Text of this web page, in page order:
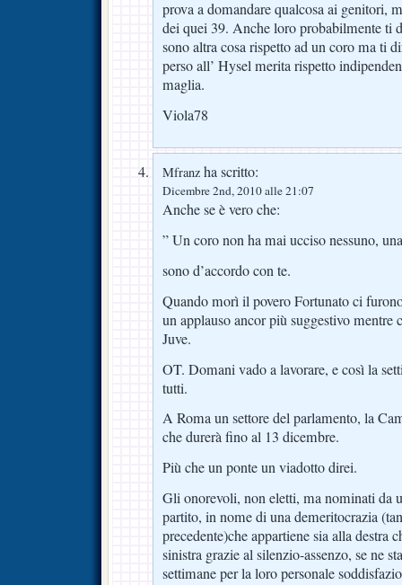
prova a domandare qualcosa ai genitori,
dei quei 39. Anche loro probabilmente ti
sono altra cosa rispetto ad un coro ma ti
perso all’ Hysel merita rispetto
maglia.
Viola78
Mfranz ha scritto:
Dicembre 2nd, 2010 alle 21:07
Anche se è vero che:
” Un coro non ha mai ucciso nessuno,
sono d’accordo con te.
Quando morì il povero Fortunato ci
un applauso ancor più suggestivo mentre
Juve.
OT. Domani vado a lavorare, e così la
tutti.
A Roma un settore del parlamento, la
che durerà fino al 13 dicembre.
Più che un ponte un viadotto direi.
Gli onorevoli, non eletti, ma nominati da
partito, in nome di una demeritocrazia
precedente)che appartiene sia alla destra
sinistra grazie al silenzio-assenzo, se ne
settimane per la loro personale